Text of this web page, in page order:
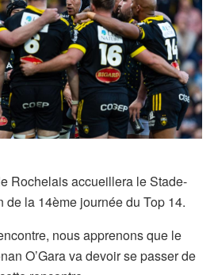
Rochelais accueillera le Stade-
de la 14ème journée du Top 14.
nous apprenons que le
O’Gara va devoir se passer de